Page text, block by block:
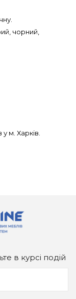
чорний,
м. Харків.
в курсі подій